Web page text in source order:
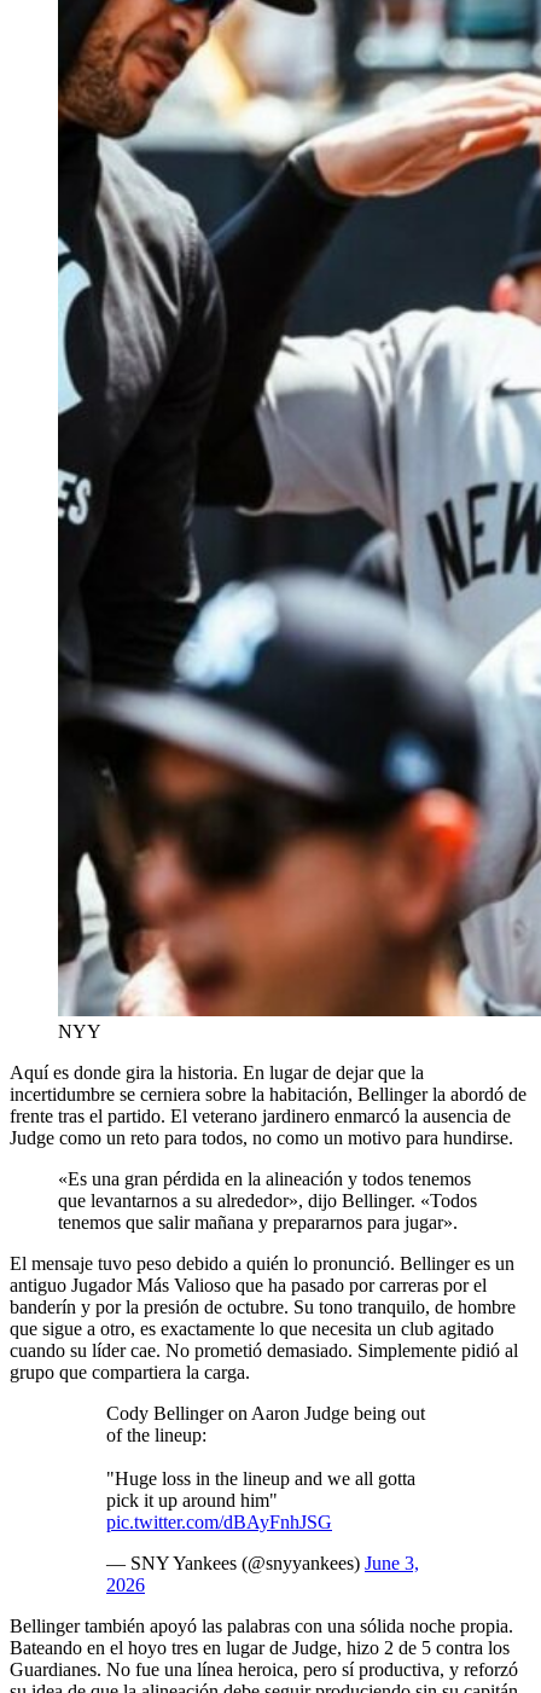
NYY
Aquí es donde gira la historia. En lugar de dejar que la
incertidumbre se cerniera sobre la habitación, Bellinger la abordó de
frente tras el partido. El veterano jardinero enmarcó la ausencia de
Judge como un reto para todos, no como un motivo para hundirse.
«Es una gran pérdida en la alineación y todos tenemos
que levantarnos a su alrededor», dijo Bellinger. «Todos
tenemos que salir mañana y prepararnos para jugar».
El mensaje tuvo peso debido a quién lo pronunció. Bellinger es un
antiguo Jugador Más Valioso que ha pasado por carreras por el
banderín y por la presión de octubre. Su tono tranquilo, de hombre
que sigue a otro, es exactamente lo que necesita un club agitado
cuando su líder cae. No prometió demasiado. Simplemente pidió al
grupo que compartiera la carga.
Cody Bellinger on Aaron Judge being out
of the lineup:
"Huge loss in the lineup and we all gotta
pick it up around him"
pic.twitter.com/dBAyFnhJSG
— SNY Yankees (@snyyankees) June 3,
2026
Bellinger también apoyó las palabras con una sólida noche propia.
Bateando en el hoyo tres en lugar de Judge, hizo 2 de 5 contra los
Guardianes. No fue una línea heroica, pero sí productiva, y reforzó